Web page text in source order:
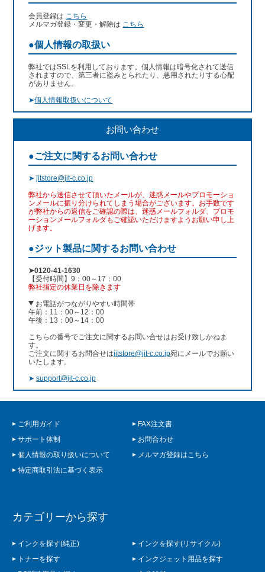
会員登録は こちら
メルマガ登録・変更・解除は こちら
●個人情報の取扱い
弊社ではSSLを利用しております。個人情報は暗号化されて送信
されますので、第三者に盗みとられたり、悪用されたりする心配
がありません。
➤個人情報取扱いについて
お問い合わせ
●ご注文に関するお問い合わせ
➤jitstore@jit-c.co.jp
弊社から送信させて頂いたメールが、迷惑メールやプロモーショ
ンメールに振り分けられてしまう場合がございます。お手数です
が弊社からの返信をご確認の際は、迷惑メールフォルダ、プロモ
ーションメールフォルダもご確認いただけますようお願い申し上
げます。
●ジット製品に関するお問い合わせ
➤0120-41-1630
【受付時間】9：00～17：00
弊社指定の休業日を除きます
お電話がつながりやすい時間帯
午前：11：00～12：00
午後：13：00～14：00
こちらの番号でご注文に関するお問い合せはお受け致しかねま
す。
ご注文に関するお問合せはjitstore@jit-c.co.jp宛にメールでお願い
いたします。
➤support@jit-c.co.jp
ご利用ガイド
FAX注文書
サポート体制
お問合わせ
個人情報の取り扱いについて
メルマガ登録はこちら
特定商取引法に基づく表示
カテゴリーから探す
インクを探す(純正)
インクを探す(リサイクル)
トナーを探す
インクジェット用品を探す